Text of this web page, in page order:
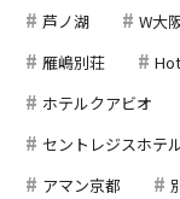
芦ノ湖
W大
雁嶋別荘
ホテルクアビオ
セントレジスホテ
アマン京都